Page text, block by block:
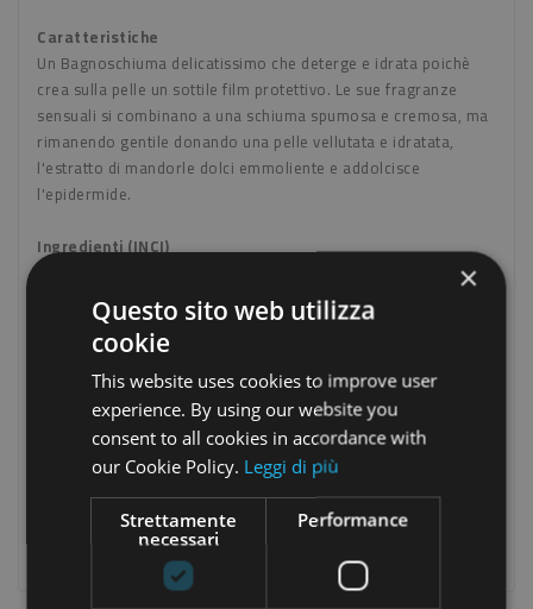
Caratteristiche
Un Bagnoschiuma delicatissimo che deterge e idrata poichè
crea sulla pelle un sottile film protettivo. Le sue fragranze
sensuali si combinano a una schiuma spumosa e cremosa, ma
rimanendo gentile donando una pelle vellutata e idratata,
l'estratto di mandorle dolci emmoliente e addolcisce
l'epidermide.
Ingredienti (INCI)
Coco-glucoside, Sodium cocoyl barley amino acids, Sodium
cocoyl glutamate, Parfum (Fragrance), Prunus amygdalus
dulcis (Sweet almond) seed extract, Hydrolyzed sweet almond
protein, Sodium sweetalmondamphoacetate, Glycerin, Glyceryl
oleate, Citric acid, Sodium chloride, Potassium sorbate,
Sodium benzoate
Fragranza: ambrata
×
Questo sito web utilizza
cookie
This website uses cookies to improve user
experience. By using our website you
consent to all cookies in accordance with
our Cookie Policy. Leggi di più
Strettamente
necessari
Performance